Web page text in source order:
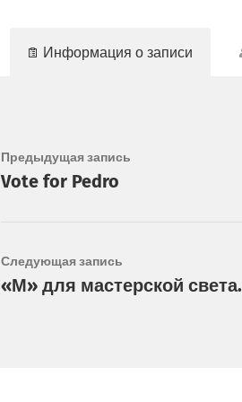
Информация о записи
Предыдущая запись
Vote for Pedro
Следующая запись
«М» для мастерской света.